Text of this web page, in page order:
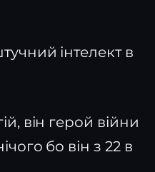
інтелект в
він герой війни
бо він з 22 в